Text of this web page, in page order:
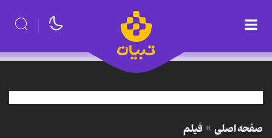
صفحه اصلی فیلم